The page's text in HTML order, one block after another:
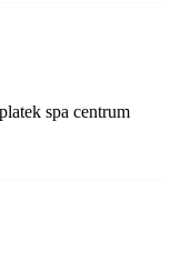
spa centrum